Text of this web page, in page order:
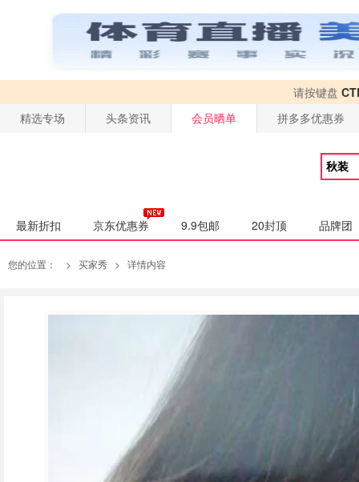
请按键盘
精选专场
头条资讯 会员晒单 拼多多优惠券
最新折扣 京东优惠券 9.9包邮 20封顶 品牌团
您的位置： > 买家秀 > 详情内容